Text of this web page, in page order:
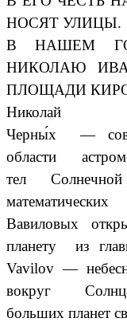
НОСЯТ УЛИЦЫ.
В НАШЕМ
НИКОЛАЮ
ПЛОЩАДИ
Черны́х —
области
тел
Вавиловых
планету
из
Vavilov —
вокруг
больших планет